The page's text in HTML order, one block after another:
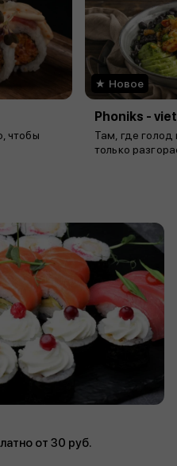
чтобы
Новое
Phoniks -
Там, где голод
только
от 30 руб.